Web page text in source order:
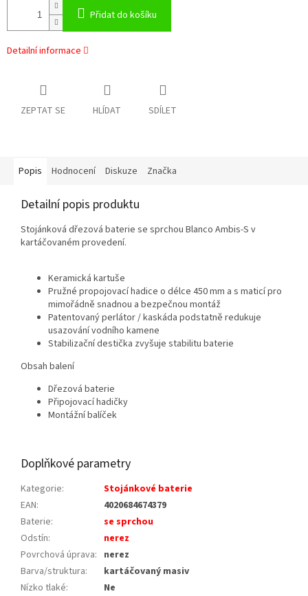
Přidat do košíku
Detailní informace
ZEPTAT SE HLÍDAT SDÍLET
Popis Hodnocení Diskuze Značka
Detailní popis produktu
Stojánková dřezová baterie se sprchou Blanco Ambis-S v
kartáčovaném provedení.
Keramická kartuše
Pružné propojovací hadice o délce 450 mm a s maticí pro
mimořádně snadnou a bezpečnou montáž
Patentovaný perlátor / kaskáda podstatně redukuje
usazování vodního kamene
Stabilizační destička zvyšuje stabilitu baterie
Obsah balení
Dřezová baterie
Připojovací hadičky
Montážní balíček
Doplňkové parametry
Kategorie:
Stojánkové baterie
EAN:
4020684674379
Baterie:
se sprchou
Odstín:
nerez
Povrchová úprava: nerez
Barva/struktura:
kartáčovaný masiv
Nízko tlaké:
Ne